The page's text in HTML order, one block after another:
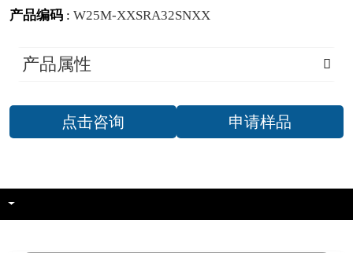
产品编码 : W25M-XXSRA32SNXX
产品属性
点击咨询 申请样品